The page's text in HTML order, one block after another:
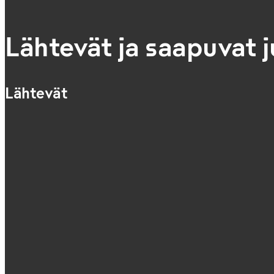
Lähtevät ja saapuvat
Lähtevät